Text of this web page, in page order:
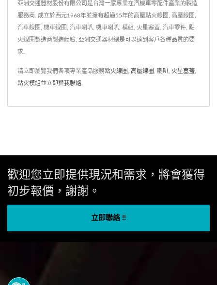
亞洲交通器材股份有限公司是台灣一家專業在汽機車零配件產業的製造
服務商. 成立於西元1968年並擁有超過55年的高壓點火線圈, 高壓線圈,
汽車線圈, 機車線圈, 汽車喇叭, 機車喇叭, 模組, 火星塞蓋, 汽車零件, 點
火線圈製造商製造經驗, 亞洲交通器材總是可以達到客戶各種品質的要
求.
請立即瀏覽我們各項專業產品服務點火線圈 高壓線圈 喇叭 火星塞蓋
點火模組 並立即與我聯絡
歡迎您立即提供現況和需求，將會獲得
初步報價，謝謝。
立即聯絡 !!